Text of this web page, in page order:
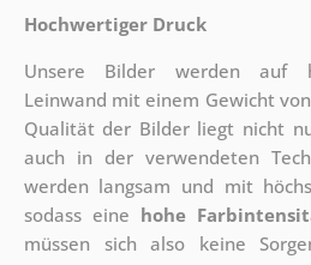
Hochwertiger Druck
Unsere Bilder werden auf
Leinwand mit einem Gewicht
Qualität der Bilder liegt nicht
auch in der verwendeten
werden langsam und mit
sodass eine hohe
müssen sich also keine